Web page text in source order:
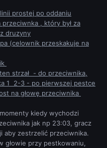
prostej po oddaniu
, który był za
druzyny
(celownik przeskakuje na
strzał - do przeciwnika,
1 2-3 - po pierwszej pestce
na głowę przeciwnika
kiedy wychodzi
jak np 23:03, gracz
aby zestrzelić przeciwnika.
głowie przy pestkowaniu,